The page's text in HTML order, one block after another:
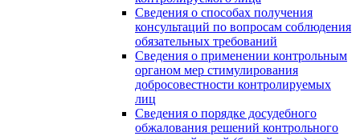
Сведения о способах получения
консультаций по вопросам соблюдения
обязательных требований
Сведения о применении контрольным
органом мер стимулирования
добросовестности контролируемых
лиц
Сведения о порядке досудебного
обжалования решений контрольного